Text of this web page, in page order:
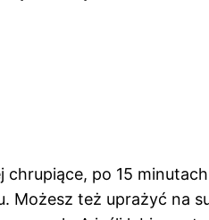
chrupiące, po 15
Możesz też uprażyć na